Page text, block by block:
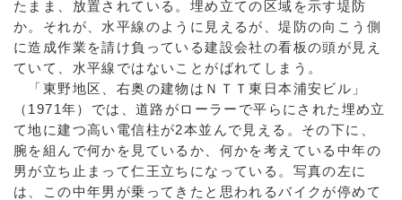
たまま、放置されている。埋め立ての区域を示す堤防
か。それが、水平線のように見えるが、堤防の向こう側
に造成作業を請け負っている建設会社の看板の頭が見え
ていて、水平線ではないことがばれてしまう。
「東野地区、右奥の建物はＮＴＴ東日本浦安ビル」
（1971年）では、道路がローラーで平らにされた埋め立
て地に建つ高い電信柱が2本並んで見える。その下に、
腕を組んで何かを見ているか、何かを考えている中年の
男が立ち止まって仁王立ちになっている。写真の左に
は、この中年男が乗ってきたと思われるバイクが停めて